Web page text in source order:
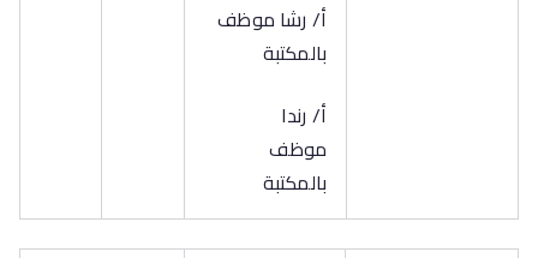
أ/ رشا موظف
بالمكتبة
أ/ رندا
موظف
بالمكتبة